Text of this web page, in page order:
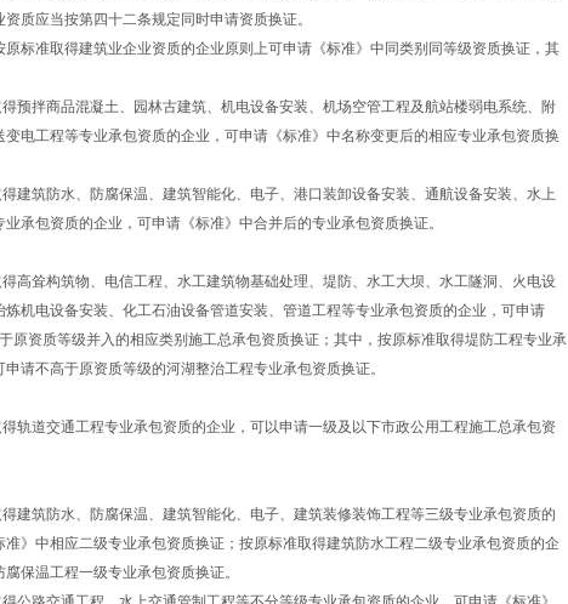
质应当按第四十二条规定同时申请资质换证。
准取得建筑业企业资质的企业原则上可申请《标准》中同类别同等级资质换证，其
拌商品混凝土、园林古建筑、机电设备安装、机场空管工程及航站楼弱电系统、附
变电工程等专业承包资质的企业，可申请《标准》中名称变更后的相应专业承包资质换
筑防水、防腐保温、建筑智能化、电子、港口装卸设备安装、通航设备安装、水上
承包资质的企业，可申请《标准》中合并后的专业承包资质换证。
耸构筑物、电信工程、水工建筑物基础处理、堤防、水工大坝、水工隧洞、火电设
炼机电设备安装、化工石油设备管道安装、管道工程等专业承包资质的企业，可申请
于原资质等级并入的相应类别施工总承包资质换证；其中，按原标准取得堤防工程专业承
请不高于原资质等级的河湖整治工程专业承包资质换证。
道交通工程专业承包资质的企业，可以申请一级及以下市政公用工程施工总承包资
筑防水、防腐保温、建筑智能化、电子、建筑装修装饰工程等三级专业承包资质的
准》中相应二级专业承包资质换证；按原标准取得建筑防水工程二级专业承包资质的企
保温工程一级专业承包资质换证。